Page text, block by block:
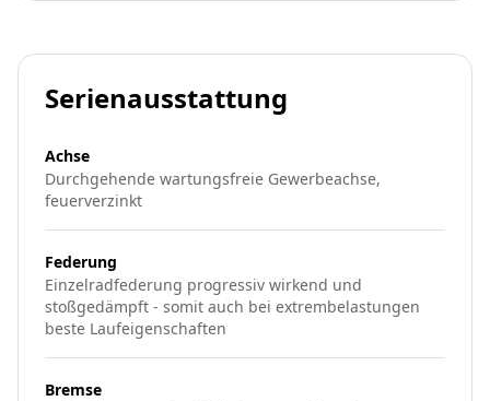
Serienausstattung
Achse
Durchgehende wartungsfreie Gewerbeachse,
feuerverzinkt
Federung
Einzelradfederung progressiv wirkend und
stoßgedämpft - somit auch bei extrembelastungen
beste Laufeigenschaften
Bremse